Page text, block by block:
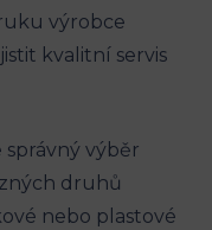
výrobce
kvalitní servis
výběr
druhů
nebo plastové